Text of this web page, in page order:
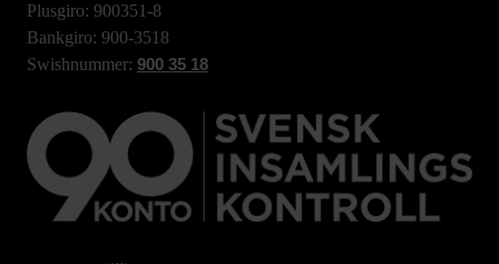
Plusgiro: 900351-8
Bankgiro: 900-3518
Swishnummer: 900 35 18